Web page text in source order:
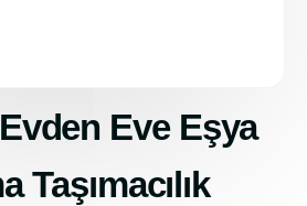
Eve Eşya
Taşımacılık